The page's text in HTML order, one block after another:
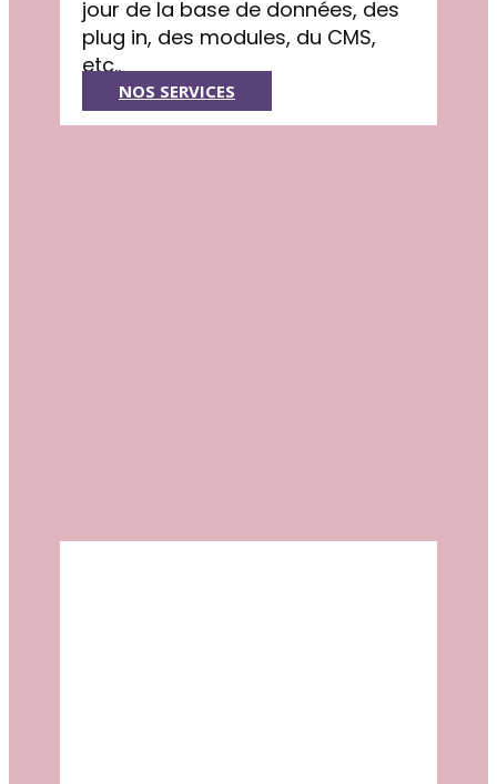
jour de la base de données, des
plug in, des modules, du CMS,
etc..
NOS SERVICES